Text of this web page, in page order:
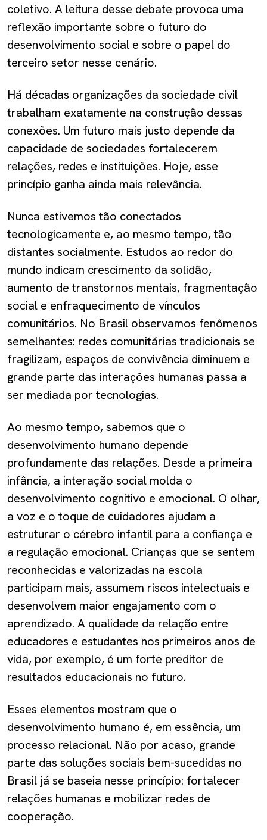
coletivo. A leitura desse debate provoca uma
reflexão importante sobre o futuro do
desenvolvimento social e sobre o papel do
terceiro setor nesse cenário.
Há décadas organizações da sociedade civil
trabalham exatamente na construção dessas
conexões. Um futuro mais justo depende da
capacidade de sociedades fortalecerem
relações, redes e instituições. Hoje, esse
princípio ganha ainda mais relevância.
Nunca estivemos tão conectados
tecnologicamente e, ao mesmo tempo, tão
distantes socialmente. Estudos ao redor do
mundo indicam crescimento da solidão,
aumento de transtornos mentais, fragmentação
social e enfraquecimento de vínculos
comunitários. No Brasil observamos fenômenos
semelhantes: redes comunitárias tradicionais se
fragilizam, espaços de convivência diminuem e
grande parte das interações humanas passa a
ser mediada por tecnologias.
Ao mesmo tempo, sabemos que o
desenvolvimento humano depende
profundamente das relações. Desde a primeira
infância, a interação social molda o
desenvolvimento cognitivo e emocional. O olhar,
a voz e o toque de cuidadores ajudam a
estruturar o cérebro infantil para a confiança e
a regulação emocional. Crianças que se sentem
reconhecidas e valorizadas na escola
participam mais, assumem riscos intelectuais e
desenvolvem maior engajamento com o
aprendizado. A qualidade da relação entre
educadores e estudantes nos primeiros anos de
vida, por exemplo, é um forte preditor de
resultados educacionais no futuro.
Esses elementos mostram que o
desenvolvimento humano é, em essência, um
processo relacional. Não por acaso, grande
parte das soluções sociais bem-sucedidas no
Brasil já se baseia nesse princípio: fortalecer
relações humanas e mobilizar redes de
cooperação.